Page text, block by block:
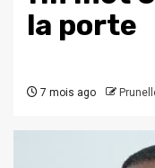
la porte
7 mois ago